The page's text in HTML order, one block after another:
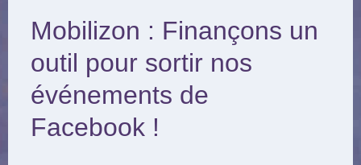
Mobilizon : Finançons un
outil pour sortir nos
événements de
Facebook !